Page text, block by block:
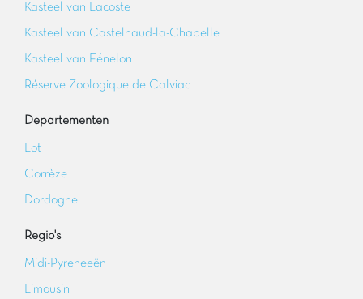
Kasteel van Lacoste
Kasteel van Castelnaud-la-Chapelle
Kasteel van Fénelon
Réserve Zoologique de Calviac
Departementen
Lot
Corrèze
Dordogne
Regio's
Midi-Pyreneeën
Limousin